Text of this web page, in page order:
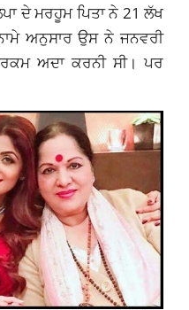
ਦੇ ਮਰਹੂਮ ਪਿਤਾ ਨੇ 21 ਲੱਖ
ਅਨੁਸਾਰ ਉਸ ਨੇ ਜਨਵਰੀ
ਅਦਾ ਕਰਨੀ ਸੀ। ਪਰ